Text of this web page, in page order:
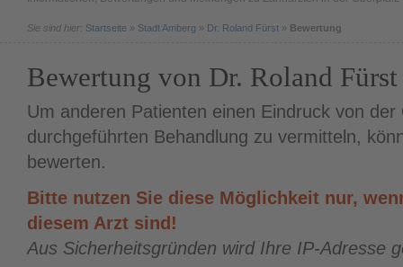
Sie sind hier: Startseite » Stadt Amberg » Dr. Roland Fürst » Bewertung
Bewertung von Dr. Roland Fürst
Um anderen Patienten einen Eindruck von
durchgeführten Behandlung zu vermitteln,
bewerten.
Bitte nutzen Sie diese Möglichkeit nur,
diesem Arzt sind!
Aus Sicherheitsgründen wird Ihre IP-Adresse